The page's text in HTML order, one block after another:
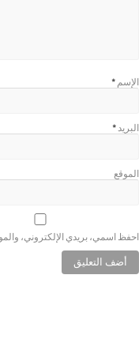
الإسم *
البريد*
الموقع
احفظ اسمي، بريدي الإلكتروني،